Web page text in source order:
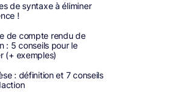
de syntaxe à éliminer
!
de compte rendu de
: 5 conseils pour le
(+ exemples)
: définition et 7 conseils